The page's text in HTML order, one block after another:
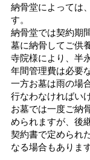
納骨堂によっては
す。
納骨堂では契約期
墓に納骨してご供
寺院様により、半
年間管理費は必要
一方お墓は雨の場
行なわなければい
お墓では一度ご納
められますが、後
契約書で定められ
なる場合もありま